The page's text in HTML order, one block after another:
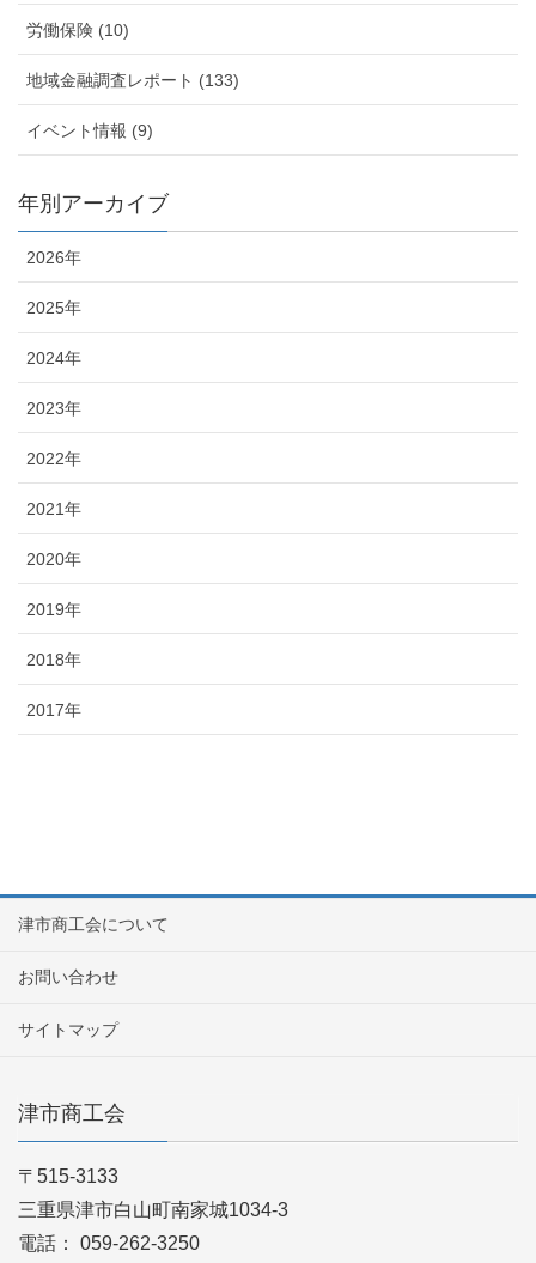
労働保険 (10)
地域金融調査レポート (133)
イベント情報 (9)
年別アーカイブ
2026年
2025年
2024年
2023年
2022年
2021年
2020年
2019年
2018年
2017年
津市商工会について
お問い合わせ
サイトマップ
津市商工会
〒515-3133
三重県津市白山町南家城1034-3
電話： 059-262-3250